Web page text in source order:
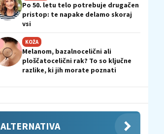
Po 50. letu telo potrebuje drugačen
pristop: te napake delamo skoraj
vsi
KOŽA
Melanom, bazalnocelični ali
ploščatocelični rak? To so ključne
razlike, ki jih morate poznati
ALTERNATIVA